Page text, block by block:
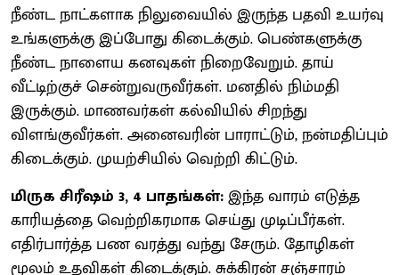
நீண்ட நாட்களாக நிலுவையில் இருந்த பதவி உயர்வு
உங்களுக்கு இப்போது கிடைக்கும். பெண்களுக்கு
நீண்ட நாளைய கனவுகள் நிறைவேறும். தாய்
வீட்டிற்குச் சென்றுவருவீர்கள். மனதில் நிம்மதி
இருக்கும். மாணவர்கள் கல்வியில் சிறந்து
விளங்குவீர்கள். அனைவரின் பாராட்டும், நன்மதிப்பும்
கிடைக்கும். முயற்சியில் வெற்றி கிட்டும்.
மிருக சிரீஷம் 3, 4 பாதங்கள்:இந்த வாரம் எடுத்த
காரியத்தை வெற்றிகரமாக செய்து முடிப்பீர்கள்.
எதிர்பார்த்த பண வரத்து வந்து சேரும். தோழிகள்
மூலம் உதவிகள் கிடைக்கும். சுக்கிரன் சஞ்சாரம்